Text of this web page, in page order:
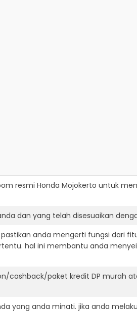
resmi Honda Mojokerto untuk
dan yang telah disesuaikan
anda mengerti fungsi dari
hal ini membantu anda
cashback/paket kredit DP murah
yang anda minati. jika anda